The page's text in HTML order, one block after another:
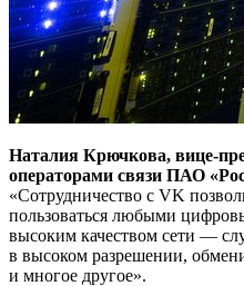
Наталия Крючкова, вице-
операторами связи ПАО
«Сотрудничество с VK
пользоваться любыми
высоким качеством сети —
в высоком разрешении,
и многое другое».